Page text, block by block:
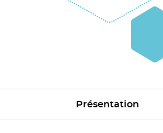
Présentation